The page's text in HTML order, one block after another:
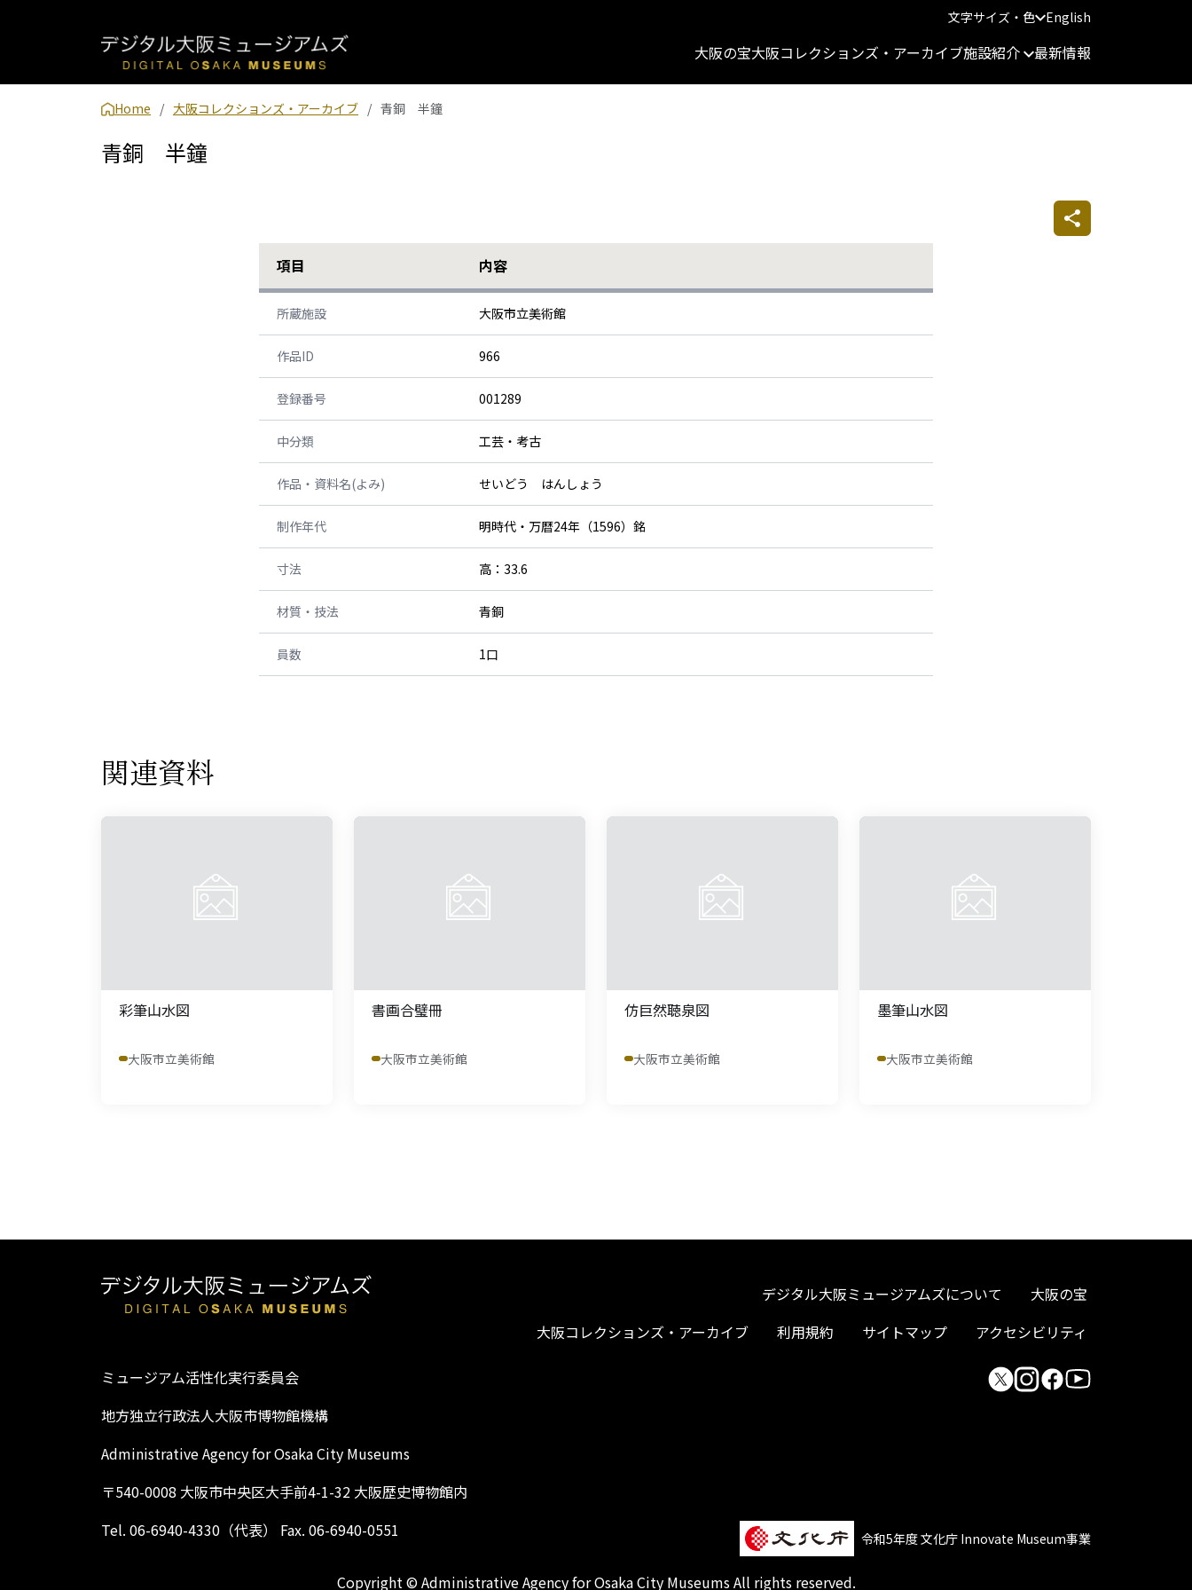
文字サイズ・色 English
大阪の宝大阪コレクションズ・アーカイブ施設紹介 最新情報
Home 大阪コレクションズ・アーカイブ 青銅 半鐘
青銅 半鐘
項目 内容
所蔵施設 大阪市立美術館
作品ID 966
登録番号 001289
中分類 工芸・考古
作品・資料名(よみ) せいどう はんしょう
制作年代 明時代・万暦24年（1596）銘
寸法 高：33.6
材質・技法 青銅
員数 1口
関連資料
彩筆山水図
大阪市立美術館
書画合璧冊
大阪市立美術館
仿巨然聴泉図
大阪市立美術館
墨筆山水図
大阪市立美術館
デジタル大阪ミュージアムズについて
大阪の宝
大阪コレクションズ・アーカイブ
利用規約 サイトマップ アクセシビリティ
ミュージアム活性化実行委員会
地方独立行政法人大阪市博物館機構
Administrative Agency for Osaka City Museums
〒540-0008 大阪市中央区大手前4-1-32 大阪歴史博物館内
Tel. 06-6940-4330（代表） Fax. 06-6940-0551
令和5年度 文化庁 Innovate Museum事業
Copyright © Administrative Agency for Osaka City Museums All rights reserved.